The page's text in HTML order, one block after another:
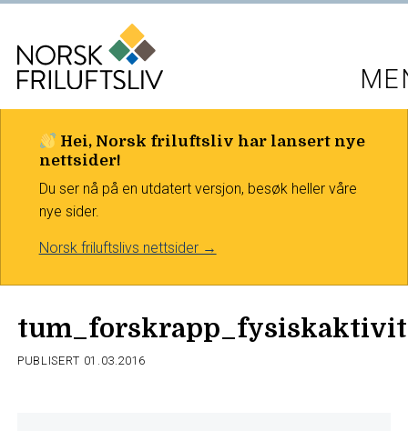
Hei, Norsk friluftsliv har lansert nye
nettsider!
Du ser nå på en utdatert versjon, besøk heller våre
nye sider.
Norsk friluftslivs nettsider →
PUBLISERT 01.03.2016